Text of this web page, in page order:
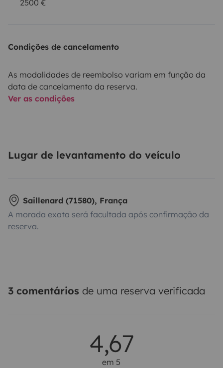
2500 €
Condições de cancelamento
As modalidades de reembolso variam em função da
data de cancelamento da reserva.
Ver as condições
Lugar de levantamento do veículo
Saillenard (71580), França
A morada exata será facultada após confirmação da
reserva.
3 comentários de uma reserva verificada
4,67
em 5